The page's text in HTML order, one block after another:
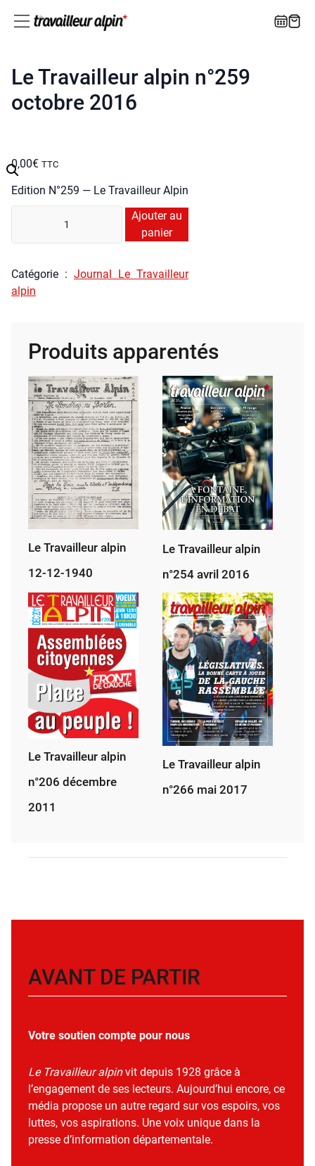
Le Travailleur alpin n°259
octobre 2016
0,00€ TTC
Edi­tion N°259 — Le Tra­vailleur Alpin
té
Le
Tra­
n°259
2016
Ajouter au
panier
Caté­go­rie : Jour­nal Le Tra­vailleur
alpin
Produits apparentés
Le Travailleur alpin
12-12-1940
Le Travailleur alpin
n°254 avril 2016
Le Travailleur alpin
n°206 décembre
2011
Le Travailleur alpin
n°266 mai 2017
AVANT DE PARTIR
Votre soutien compte pour nous
Le Travailleur alpinvit depuis 1928 grâce à
l’engagement de ses lecteurs. Aujourd’hui encore, ce
média propose un autre regard sur vos espoirs, vos
luttes, vos aspirations. Une voix unique dans la
presse d’information départementale.